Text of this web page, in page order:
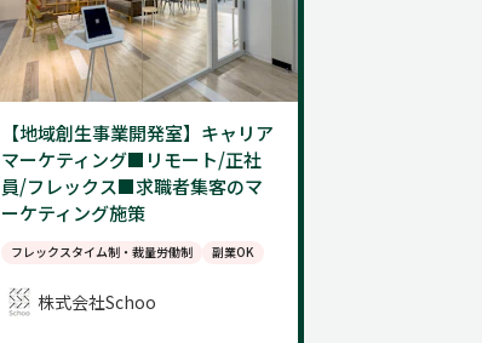
【地域創生事業開発室】キャリア
マーケティング■リモート/正社
員/フレックス■求職者集客のマ
ーケティング施策
フレックスタイム制・裁量労働制 副業OK
株式会社Schoo